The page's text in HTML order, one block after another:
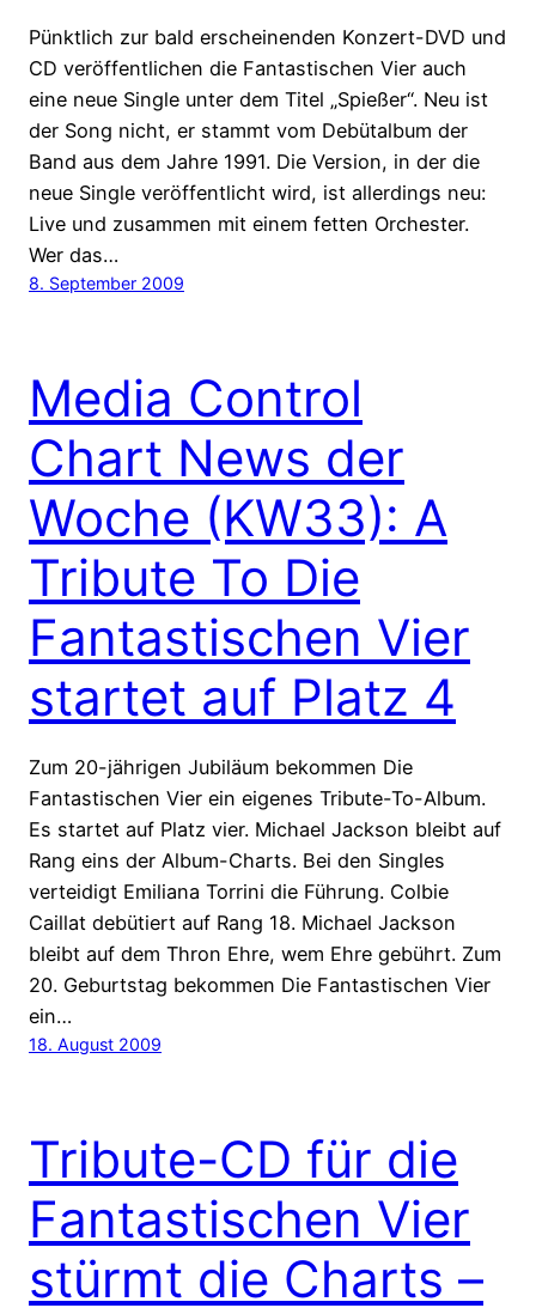
Pünktlich zur bald erscheinenden Konzert-DVD und
CD veröffentlichen die Fantastischen Vier auch
eine neue Single unter dem Titel „Spießer“. Neu ist
der Song nicht, er stammt vom Debütalbum der
Band aus dem Jahre 1991. Die Version, in der die
neue Single veröffentlicht wird, ist allerdings neu:
Live und zusammen mit einem fetten Orchester.
Wer das…
8. September 2009
Media Control
Chart News der
Woche (KW33): A
Tribute To Die
Fantastischen Vier
startet auf Platz 4
Zum 20-jährigen Jubiläum bekommen Die
Fantastischen Vier ein eigenes Tribute-To-Album.
Es startet auf Platz vier. Michael Jackson bleibt auf
Rang eins der Album-Charts. Bei den Singles
verteidigt Emiliana Torrini die Führung. Colbie
Caillat debütiert auf Rang 18. Michael Jackson
bleibt auf dem Thron Ehre, wem Ehre gebührt. Zum
20. Geburtstag bekommen Die Fantastischen Vier
ein…
18. August 2009
Tribute-CD für die
Fantastischen Vier
stürmt die Charts –